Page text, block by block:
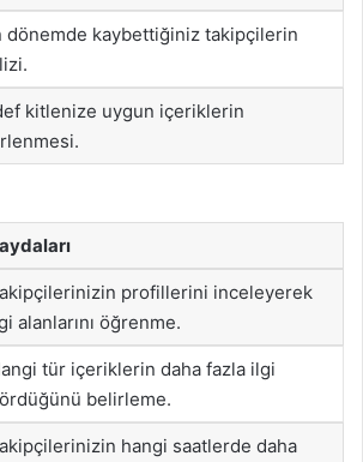
dönemde kaybettiğiniz takipçilerin
kitlenize uygun içeriklerin
profillerini inceleyerek
alanlarını öğrenme.
tür içeriklerin daha fazla ilgi
belirleme.
hangi saatlerde daha